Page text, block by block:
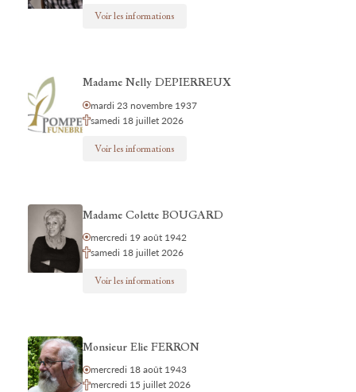
Voir les informations
Madame Nelly DEPIERREUX
mardi 23 novembre 1937
samedi 18 juillet 2026
Voir les informations
Madame Colette BOUGARD
mercredi 19 août 1942
samedi 18 juillet 2026
Voir les informations
Monsieur Elie FERRON
mercredi 18 août 1943
mercredi 15 juillet 2026